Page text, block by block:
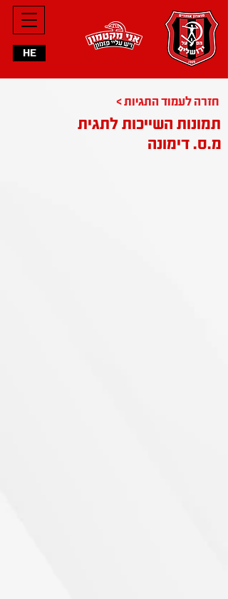
HE
< חזרה לעמוד התגיות
תמונות השייכות לתגית
מ.ס. דימונה